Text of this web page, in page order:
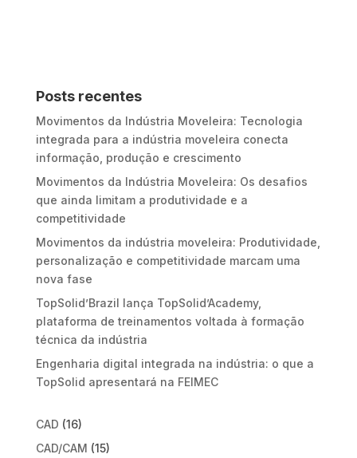
Posts recentes
Movimentos da Indústria Moveleira: Tecnologia
integrada para a indústria moveleira conecta
informação, produção e crescimento
Movimentos da Indústria Moveleira: Os desafios
que ainda limitam a produtividade e a
competitividade
Movimentos da indústria moveleira: Produtividade,
personalização e competitividade marcam uma
nova fase
TopSolid’Brazil lança TopSolid’Academy,
plataforma de treinamentos voltada à formação
técnica da indústria
Engenharia digital integrada na indústria: o que a
TopSolid apresentará na FEIMEC
CAD (16)
CAD/CAM (15)